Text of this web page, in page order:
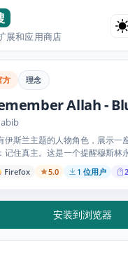
展和应用商店
方 理念
Allah -
伊斯兰主题的人物角色，展示一
记住真主。这是一个提醒穆斯林
例如参观清真寺。
Firefox 5.0 1 位用户
安装到浏览器